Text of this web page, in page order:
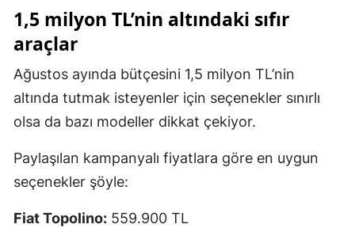
1,5 milyon TL’nin altındaki sıfır
araçlar
Ağustos ayında bütçesini 1,5 milyon TL’nin
altında tutmak isteyenler için seçenekler sınırlı
olsa da bazı modeller dikkat çekiyor.
Paylaşılan kampanyalı fiyatlara göre en uygun
seçenekler şöyle:
Fiat Topolino: 559.900 TL